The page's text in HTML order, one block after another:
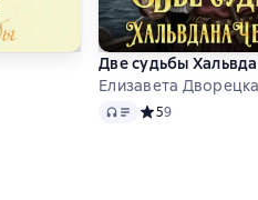
4,6 на основе 345 оценок
Две судьбы
Елизавета
Audio Средний рейтинг
59